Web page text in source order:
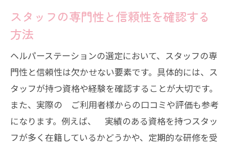
生活リズムを整えるためのサポート活用
日々の介護計画の見直し方
和歌山県で最適なヘルパーステーションを選
ぶための重要な視点
信頼できるヘルパーステーションの条件
スタッフの専門性と信頼性を確認する
方法
ヘルパーステーションの選定において、スタッフの専
門性と信頼性は欠かせない要素です。具体的には、ス
タッフが持つ資格や経験を確認することが大切です。
また、実際の ご利用者様からの口コミや評価も参考
になります。例えば、 実績のある資格を持つスタッ
フが多く在籍しているかどうかや、定期的な研修を受